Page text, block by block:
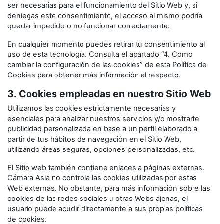
ser necesarias para el funcionamiento del Sitio Web y, si
deniegas este consentimiento, el acceso al mismo podría
quedar impedido o no funcionar correctamente.
En cualquier momento puedes retirar tu consentimiento al
uso de esta tecnología. Consulta el apartado “4. Como
cambiar la configuración de las cookies” de esta Política de
Cookies para obtener más información al respecto.
3. Cookies empleadas en nuestro Sitio Web
Utilizamos las cookies estrictamente necesarias y
esenciales para analizar nuestros servicios y/o mostrarte
publicidad personalizada en base a un perfil elaborado a
partir de tus hábitos de navegación en el Sitio Web,
utilizando áreas seguras, opciones personalizadas, etc.
El Sitio web también contiene enlaces a páginas externas.
Cámara Asia no controla las cookies utilizadas por estas
Web externas. No obstante, para más información sobre las
cookies de las redes sociales u otras Webs ajenas, el
usuario puede acudir directamente a sus propias políticas
de cookies.